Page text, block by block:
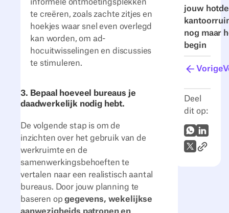
jouw
nog maar
begin
Vorige
Deel
dit op:
WhatsApp
X (Twitter)
Link
informele ontmoetingsplekken
te creëren, zoals zachte zitjes en
hoekjes waar snel even overlegd
kan worden, om ad-
hocuitwisselingen en discussies
te stimuleren.
3. Bepaal hoeveel bureaus je
daadwerkelijk nodig hebt.
De volgende stap is om de
inzichten over het gebruik van de
werkruimte en de
samenwerkingsbehoeften te
vertalen naar een realistisch aantal
bureaus. Door jouw planning te
baseren opgegevens, wekelijkse